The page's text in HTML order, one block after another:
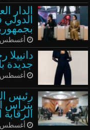
الدار
أغسطس 5,
جديدة
أغسطس 5,
رئيس
يترأس
الرقابة
أغسطس 5,